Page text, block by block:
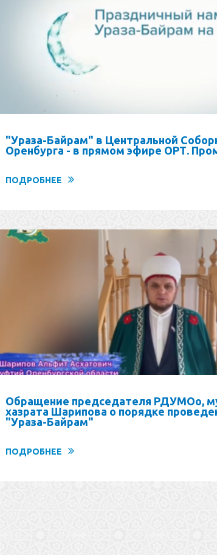
"Ураза-Байрам" в Центральной
Оренбурга - в прямом эфире ОРТ.
ПОДРОБНЕЕ
Обращение председателя РДУМОо,
хазрата Шарипова о порядке
"Ураза-Байрам"
ПОДРОБНЕЕ